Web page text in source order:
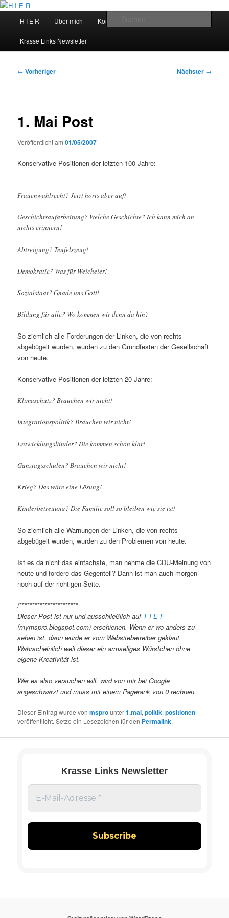
Zum
springenH I E R
H I E R Über mich Kontakt
Krasse Links Newsletter
Beitragsnavigation
← Vorheriger Nächster →
1. Mai Post
Veröffentlicht am01/05/2007
Konservative Positionen der letzten 100 Jahre:
Frauenwahlrecht? Jetzt hörts aber auf!
Geschichtsaufarbeitung? Welche Geschichte? Ich kann mich an
nichts erinnern!
Abtreigung? Teufelszeug!
Demokratie? Was für Weicheier!
Sozialstaat? Gnade uns Gott!
Bildung für alle? Wo kommen wir denn da hin?
So ziemlich alle Forderungen der Linken, die von rechts
abgebügelt wurden, wurden zu den Grundfesten der Gesellschaft
von heute.
Konservative Positionen der letzten 20 Jahre:
Klimaschutz? Brauchen wir nicht!
Integrationspolitik? Brauchen wir nicht!
Entwicklungsländer? Die kommen schon klar!
Ganztagsschulen? Brauchen wir nicht!
Krieg? Das wäre eine Lösung!
Kinderbetreuung? Die Familie soll so bleiben wie sie ist!
So ziemlich alle Warnungen der Linken, die von rechts
abgebügelt wurden, wurden zu den Problemen von heute.
Ist es da nicht das einfachste, man nehme die CDU-Meinung von
heute und fordere das Gegenteil? Dann ist man auch morgen
noch auf der richtigen Seite.
/***********************
Dieser Post ist nur und ausschließlich auf T I E F
(mymspro.blogspot.com) erschienen. Wenn er wo anders zu
sehen ist, dann wurde er vom Websitebetreiber geklaut.
Wahrscheinlich weil dieser ein armseliges Würstchen ohne
eigene Kreativität ist.
Wer es also versuchen will, wird von mir bei Google
angeschwärzt und muss mit einem Pagerank von 0 rechnen.
Dieser Eintrag wurde vonmsprounter1.mai,politik,positionen
veröffentlicht. Setze ein Lesezeichen für den Permalink.
Krasse Links Newsletter